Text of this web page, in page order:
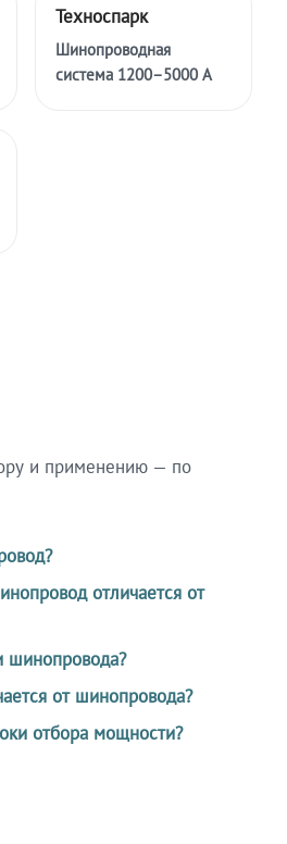
Техноспарк
Шинопроводная
система 1200–5000 А
и применению — по
отличается от
шинопровода?
от шинопровода?
отбора мощности?